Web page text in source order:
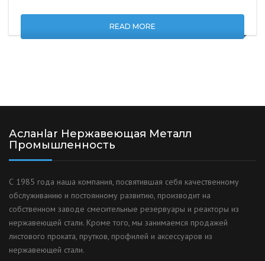
READ MORE
Асланlar Нержавеющая Металл
Промышленность
С 1985 года наша компания, посвятившая себя качественному
обслуживанию и постоянному развитию, производит на
собственном заводе смесительные резервуары и реакторы из
нержавеющей стали. Кроме того, мы занимаемся продажей
листового проката, прутков, профилей и аксессуаров из
нержавеющей стали.